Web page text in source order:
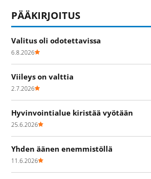
PÄÄKIRJOITUS
Valitus oli odotettavissa
6.8.2026
Viileys on valttia
2.7.2026
Hyvinvointialue kiristää vyötään
25.6.2026
Yhden äänen enemmistöllä
11.6.2026